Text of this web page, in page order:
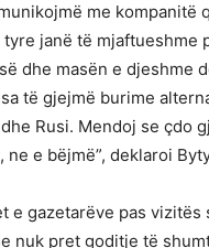
me
janë të
dhe masën e djeshme
të gjejmë burime
Rusi. Mendoj se çdo
e bëjmë”, deklaroi
gazetarëve pas vizitës
nuk pret goditje të